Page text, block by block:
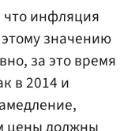
инфляция
значению
за это время
в 2014 и